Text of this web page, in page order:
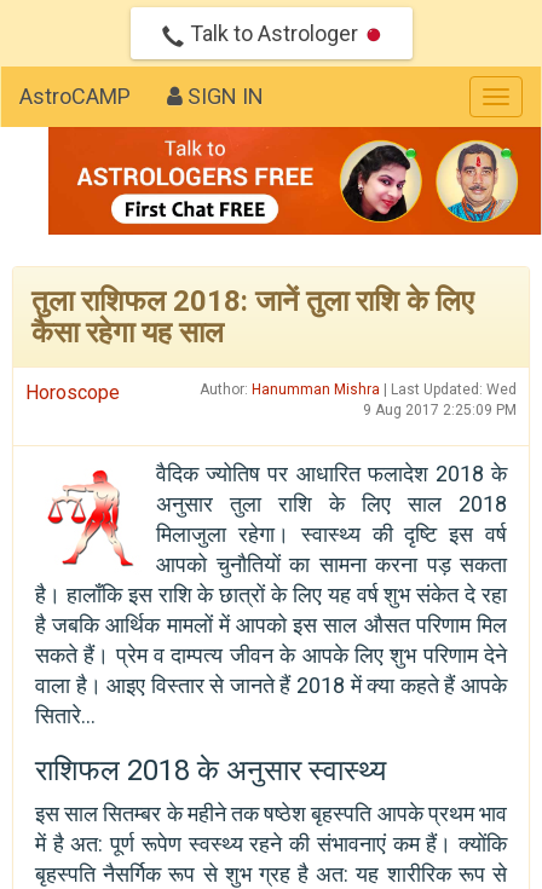
Talk to Astrologer
AstroCAMP SIGN IN
तुला राशिफल 2018: जानें तुला राशि के लिए
कैसा रहेगा यह साल
Horoscope Author: Hanumman Mishra | Last Updated: Wed
9 Aug 2017 2:25:09 PM
वैदिक ज्योतिष पर आधारित फलादेश 2018 के
अनुसार तुला राशि के लिए साल 2018
मिलाजुला रहेगा। स्वास्थ्य की दृष्टि इस वर्ष
आपको चुनौतियों का सामना करना पड़ सकता
है। हालाँकि इस राशि के छात्रों के लिए यह वर्ष शुभ संकेत दे रहा
है जबकि आर्थिक मामलों में आपको इस साल औसत परिणाम मिल
सकते हैं। प्रेम व दाम्पत्य जीवन के आपके लिए शुभ परिणाम देने
वाला है। आइए विस्तार से जानते हैं 2018 में क्या कहते हैं आपके
सितारे...
राशिफल 2018 के अनुसार स्वास्थ्य
इस साल सितम्बर के महीने तक षष्ठेश बृहस्पति आपके प्रथम भाव
में है अत: पूर्ण रूपेण स्वस्थ्य रहने की संभावनाएं कम हैं। क्योंकि
बृहस्पति नैसर्गिक रूप से शुभ ग्रह है अत: यह शारीरिक रूप से